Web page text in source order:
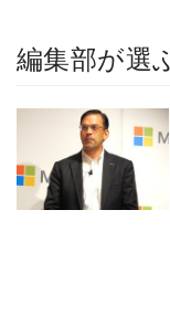
編集部が選